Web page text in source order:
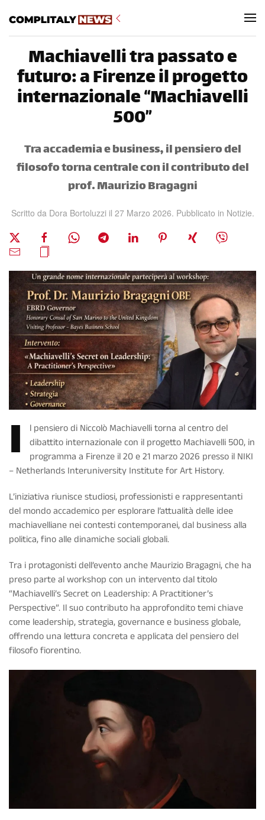
Machiavelli tra passato e
futuro: a Firenze il progetto
internazionale “Machiavelli
500”
Tra accademia e business, il pensiero del
filosofo torna centrale con il contributo del
prof. Maurizio Bragagni
Scritto da Dora Bortoluzziil 27 Marzo 2026. Pubblicato in Notizie.
I
l pensiero di Niccolò Machiavelli torna al centro del
dibattito internazionale con il progetto Machiavelli 500, in
programma a Firenze il 20 e 21 marzo 2026 presso il NIKI
– Netherlands Interuniversity Institute for Art History.
L’iniziativa riunisce studiosi, professionisti e rappresentanti
del mondo accademico per esplorare l’attualità delle idee
machiavelliane nei contesti contemporanei, dal business alla
politica, fino alle dinamiche sociali globali.
Tra i protagonisti dell’evento anche Maurizio Bragagni, che ha
preso parte al workshop con un intervento dal titolo
“Machiavelli’s Secret on Leadership: A Practitioner’s
Perspective”. Il suo contributo ha approfondito temi chiave
come leadership, strategia, governance e business globale,
offrendo una lettura concreta e applicata del pensiero del
filosofo fiorentino.